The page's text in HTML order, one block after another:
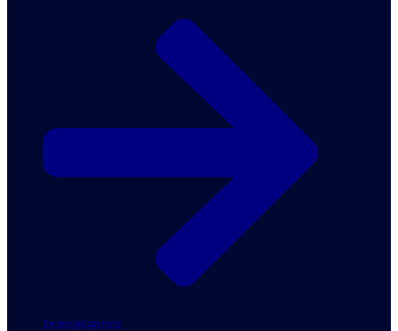
Selengkapnya